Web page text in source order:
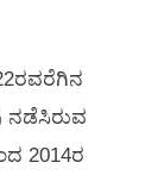
ನಡೆಸಿರುವ
2014ರ